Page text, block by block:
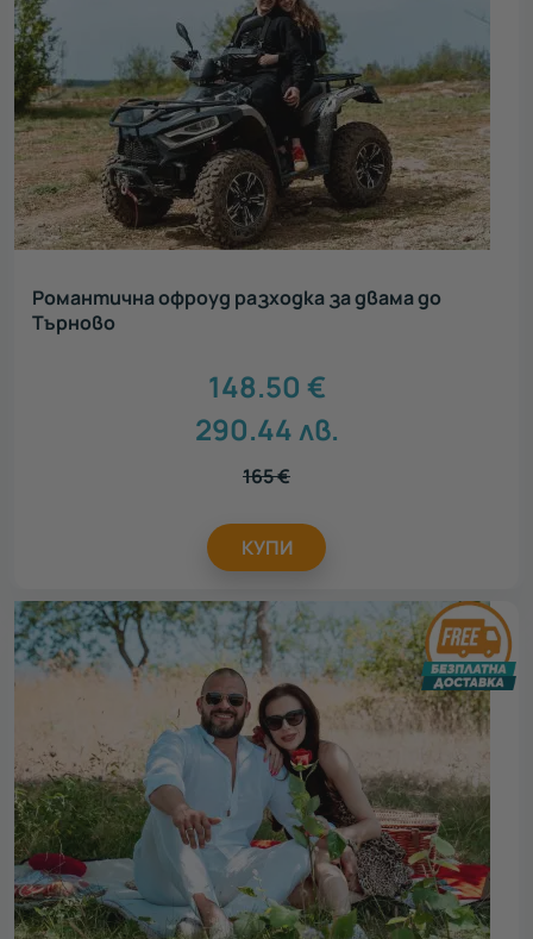
Романтична офроуд разходка за двама до
Търново
148.50 €
290.44лв.
165€
КУПИ